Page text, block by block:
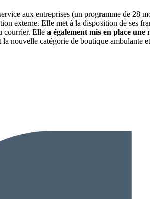
aux entreprises (un programme de 28
externe. Elle met à la disposition de ses
courrier. Elle a également mis en place
nouvelle catégorie de boutique ambulante